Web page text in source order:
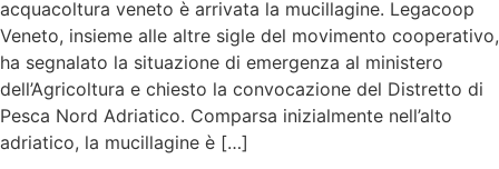
acquacoltura veneto è arrivata la mucillagine. Legacoop
Veneto, insieme alle altre sigle del movimento cooperativo,
ha segnalato la situazione di emergenza al ministero
dell’Agricoltura e chiesto la convocazione del Distretto di
Pesca Nord Adriatico. Comparsa inizialmente nell’alto
adriatico, la mucillagine è […]